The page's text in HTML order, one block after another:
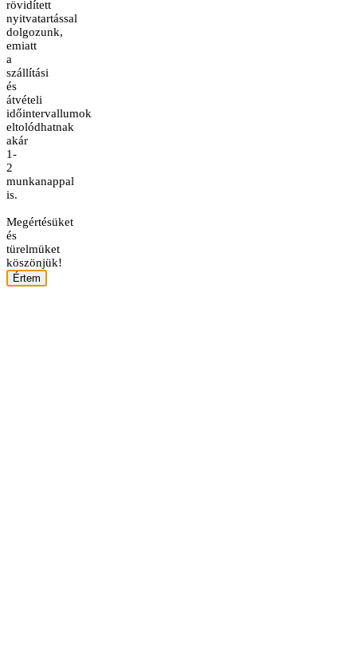
rövidített
nyitvatartással
dolgozunk,
emiatt
a
szállítási
és
átvételi
időintervallumok
eltolódhatnak
akár
1-
2
munkanappal
is.
Megértésüket
és
türelmüket
köszönjük!
Értem